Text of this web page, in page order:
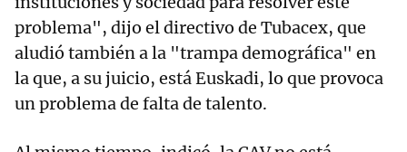
problema", dijo el directivo de Tubacex, que
aludió también a la "trampa demográfica" en
la que, a su juicio, está Euskadi, lo que provoca
un problema de falta de talento.